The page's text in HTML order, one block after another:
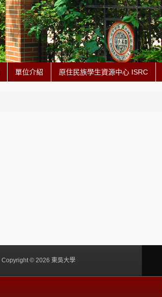
單位介紹 原住民族學生資源中心 ISRC
Copyright © 2026 東吳大學